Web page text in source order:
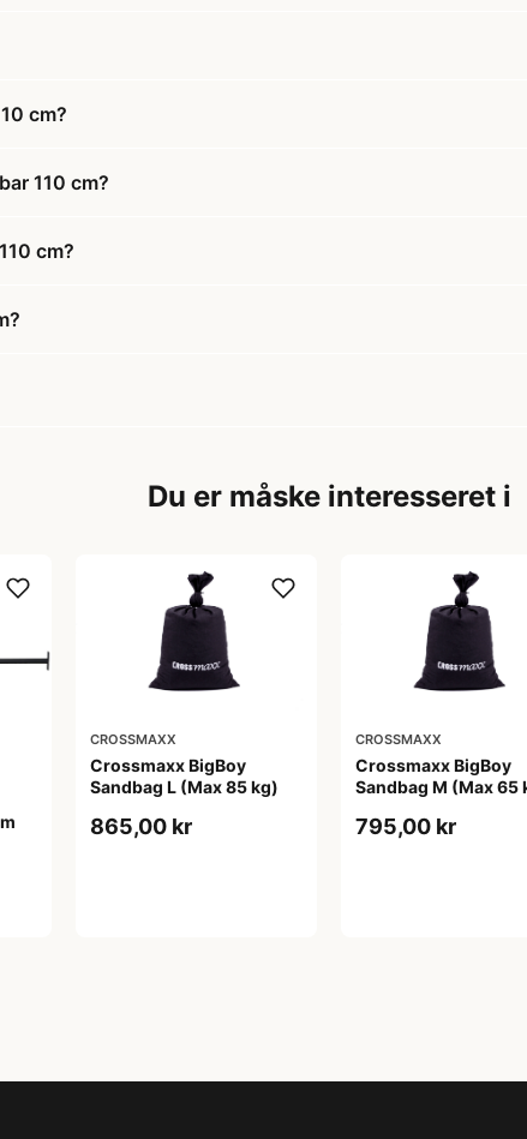
cm?
110 cm?
cm?
Du er måske interesseret i
CROSSMAXX
Crossmaxx BigBoy
Sandbag L (Max 85 kg)
865,00 kr
CROSSMAXX
Crossmaxx BigBoy
Sandbag M (Max 65
795,00 kr